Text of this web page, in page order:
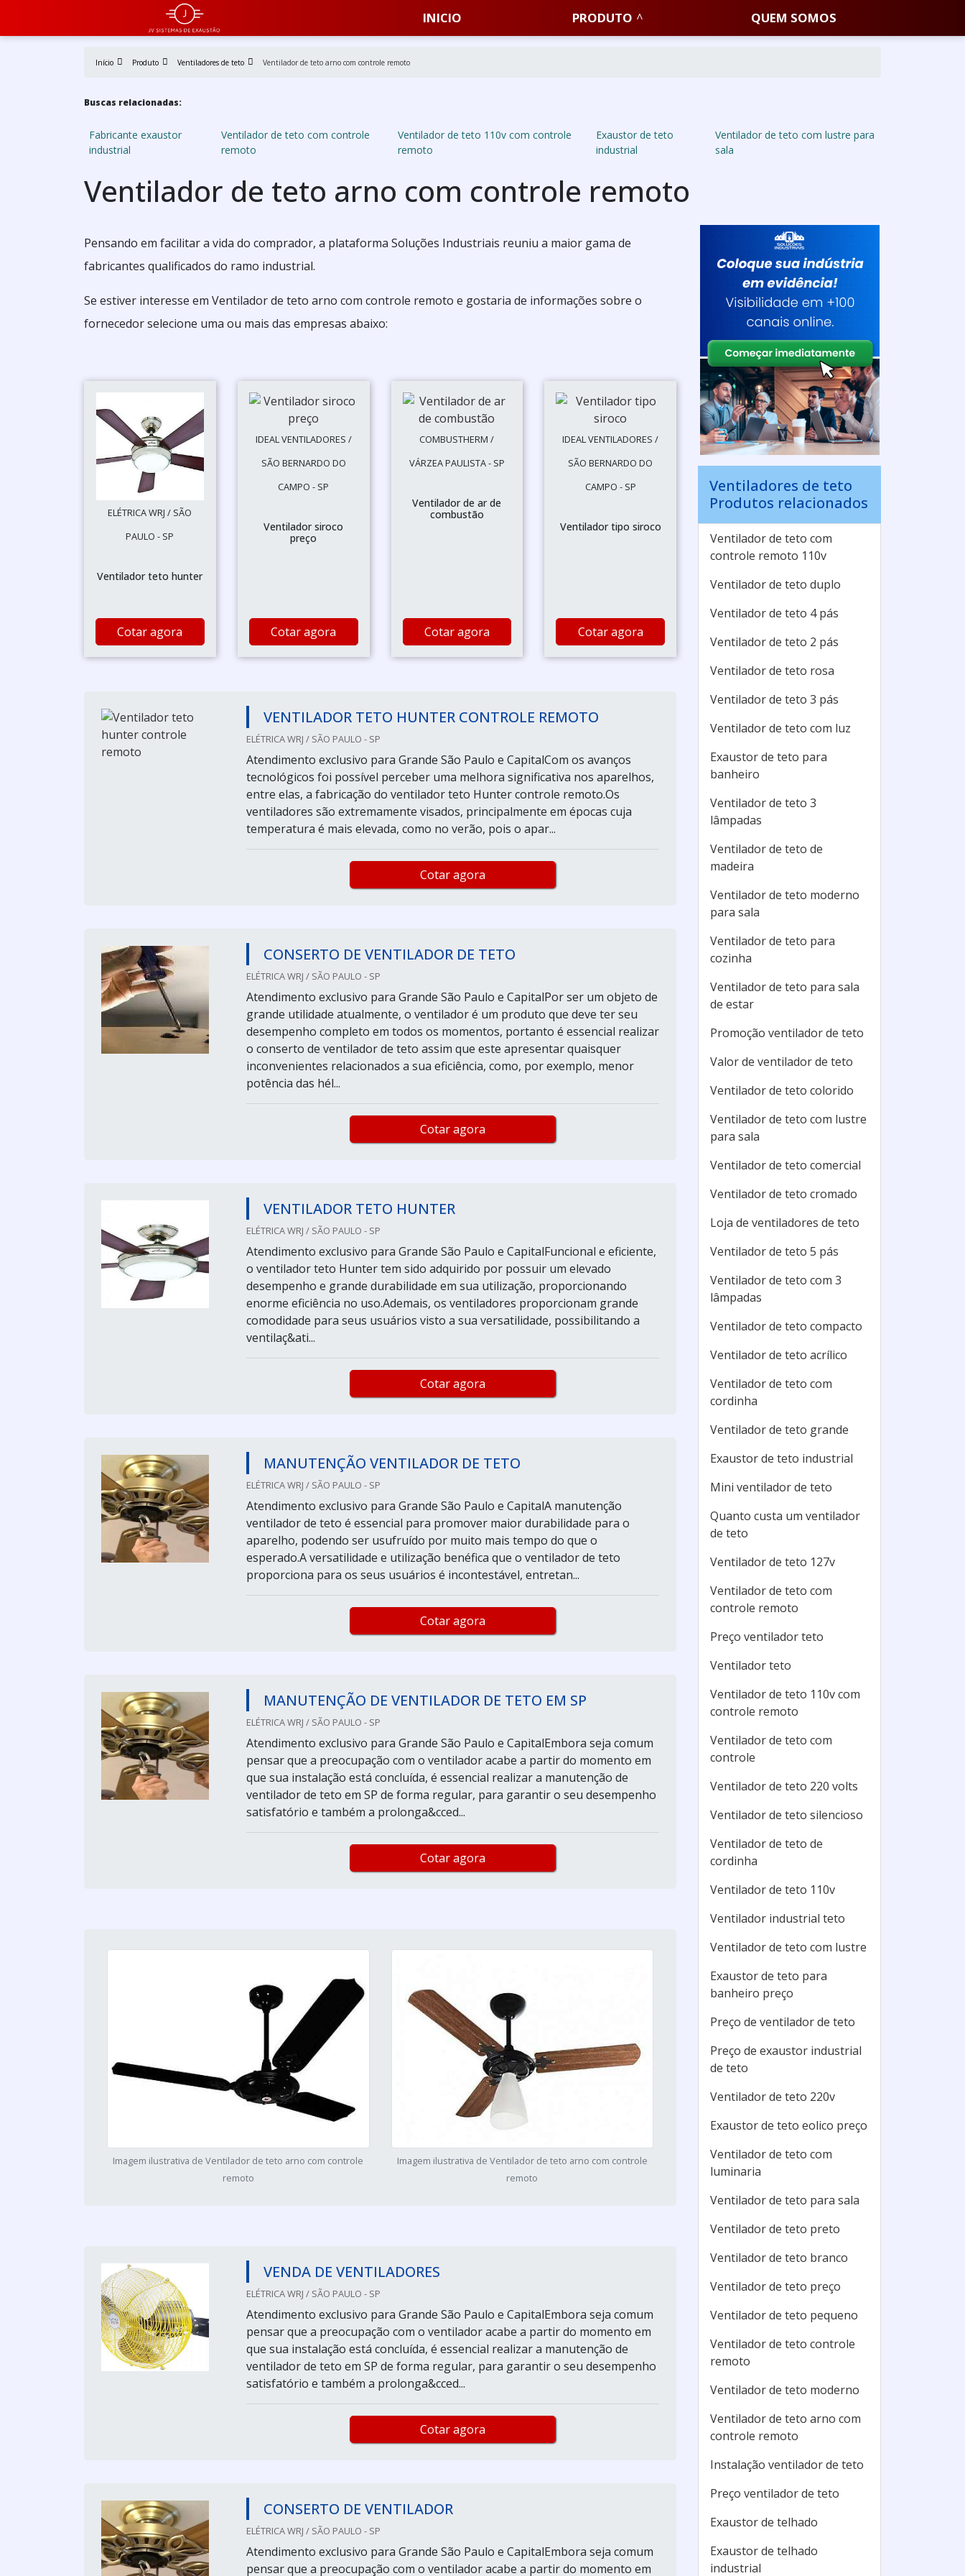
INICIO PRODUTO QUEM SOMOS
Início Produto Ventiladores de teto Ventilador de teto arno com controle remoto
Buscas relacionadas:
Fabricante exaustor
industrial
Ventilador de teto com controle
remoto
Ventilador de teto 110v com controle
remoto
Exaustor de teto
industrial
Ventilador de teto com lustre para
sala
Ventilador de teto arno com controle remoto
Pensando em facilitar a vida do comprador, a plataforma Soluções Industriais reuniu a maior gama de
fabricantes qualificados do ramo industrial.
Se estiver interesse em Ventilador de teto arno com controle remoto e gostaria de informações sobre o
fornecedor selecione uma ou mais das empresas abaixo:
ELÉTRICA WRJ / SÃO
PAULO - SP
Ventilador teto hunter
Cotar agora
IDEAL VENTILADORES /
SÃO BERNARDO DO
CAMPO - SP
Ventilador siroco
preço
Cotar agora
COMBUSTHERM /
VÁRZEA PAULISTA - SP
Ventilador de ar de
combustão
Cotar agora
IDEAL VENTILADORES /
SÃO BERNARDO DO
CAMPO - SP
Ventilador tipo siroco
Cotar agora
VENTILADOR TETO HUNTER CONTROLE REMOTO
ELÉTRICA WRJ / SÃO PAULO - SP
Atendimento exclusivo para Grande São Paulo e CapitalCom os avanços
tecnológicos foi possível perceber uma melhora significativa nos aparelhos,
entre elas, a fabricação do ventilador teto Hunter controle remoto.Os
ventiladores são extremamente visados, principalmente em épocas cuja
temperatura é mais elevada, como no verão, pois o apar...
Cotar agora
CONSERTO DE VENTILADOR DE TETO
ELÉTRICA WRJ / SÃO PAULO - SP
Atendimento exclusivo para Grande São Paulo e CapitalPor ser um objeto de
grande utilidade atualmente, o ventilador é um produto que deve ter seu
desempenho completo em todos os momentos, portanto é essencial realizar
o conserto de ventilador de teto assim que este apresentar quaisquer
inconvenientes relacionados a sua eficiência, como, por exemplo, menor
potência das hél...
Cotar agora
VENTILADOR TETO HUNTER
ELÉTRICA WRJ / SÃO PAULO - SP
Atendimento exclusivo para Grande São Paulo e CapitalFuncional e eficiente,
o ventilador teto Hunter tem sido adquirido por possuir um elevado
desempenho e grande durabilidade em sua utilização, proporcionando
enorme eficiência no uso.Ademais, os ventiladores proporcionam grande
comodidade para seus usuários visto a sua versatilidade, possibilitando a
ventilaç&ati...
Cotar agora
MANUTENÇÃO VENTILADOR DE TETO
ELÉTRICA WRJ / SÃO PAULO - SP
Atendimento exclusivo para Grande São Paulo e CapitalA manutenção
ventilador de teto é essencial para promover maior durabilidade para o
aparelho, podendo ser usufruído por muito mais tempo do que o
esperado.A versatilidade e utilização benéfica que o ventilador de teto
proporciona para os seus usuários é incontestável, entretan...
Cotar agora
MANUTENÇÃO DE VENTILADOR DE TETO EM SP
ELÉTRICA WRJ / SÃO PAULO - SP
Atendimento exclusivo para Grande São Paulo e CapitalEmbora seja comum
pensar que a preocupação com o ventilador acabe a partir do momento em
que sua instalação está concluída, é essencial realizar a manutenção de
ventilador de teto em SP de forma regular, para garantir o seu desempenho
satisfatório e também a prolonga&cced...
Cotar agora
Imagem ilustrativa de Ventilador de teto arno com controle
remoto
Imagem ilustrativa de Ventilador de teto arno com controle
remoto
VENDA DE VENTILADORES
ELÉTRICA WRJ / SÃO PAULO - SP
Atendimento exclusivo para Grande São Paulo e CapitalEmbora seja comum
pensar que a preocupação com o ventilador acabe a partir do momento em
que sua instalação está concluída, é essencial realizar a manutenção de
ventilador de teto em SP de forma regular, para garantir o seu desempenho
satisfatório e também a prolonga&cced...
Cotar agora
CONSERTO DE VENTILADOR
ELÉTRICA WRJ / SÃO PAULO - SP
Atendimento exclusivo para Grande São Paulo e CapitalEmbora seja comum
pensar que a preocupação com o ventilador acabe a partir do momento em
Ventiladores de teto
Produtos relacionados
Ventilador de teto com
controle remoto 110v
Ventilador de teto duplo
Ventilador de teto 4 pás
Ventilador de teto 2 pás
Ventilador de teto rosa
Ventilador de teto 3 pás
Ventilador de teto com luz
Exaustor de teto para
banheiro
Ventilador de teto 3
lâmpadas
Ventilador de teto de
madeira
Ventilador de teto moderno
para sala
Ventilador de teto para
cozinha
Ventilador de teto para sala
de estar
Promoção ventilador de teto
Valor de ventilador de teto
Ventilador de teto colorido
Ventilador de teto com lustre
para sala
Ventilador de teto comercial
Ventilador de teto cromado
Loja de ventiladores de teto
Ventilador de teto 5 pás
Ventilador de teto com 3
lâmpadas
Ventilador de teto compacto
Ventilador de teto acrílico
Ventilador de teto com
cordinha
Ventilador de teto grande
Exaustor de teto industrial
Mini ventilador de teto
Quanto custa um ventilador
de teto
Ventilador de teto 127v
Ventilador de teto com
controle remoto
Preço ventilador teto
Ventilador teto
Ventilador de teto 110v com
controle remoto
Ventilador de teto com
controle
Ventilador de teto 220 volts
Ventilador de teto silencioso
Ventilador de teto de
cordinha
Ventilador de teto 110v
Ventilador industrial teto
Ventilador de teto com lustre
Exaustor de teto para
banheiro preço
Preço de ventilador de teto
Preço de exaustor industrial
de teto
Ventilador de teto 220v
Exaustor de teto eolico preço
Ventilador de teto com
luminaria
Ventilador de teto para sala
Ventilador de teto preto
Ventilador de teto branco
Ventilador de teto preço
Ventilador de teto pequeno
Ventilador de teto controle
remoto
Ventilador de teto moderno
Ventilador de teto arno com
controle remoto
Instalação ventilador de teto
Preço ventilador de teto
Exaustor de telhado
Exaustor de telhado
industrial